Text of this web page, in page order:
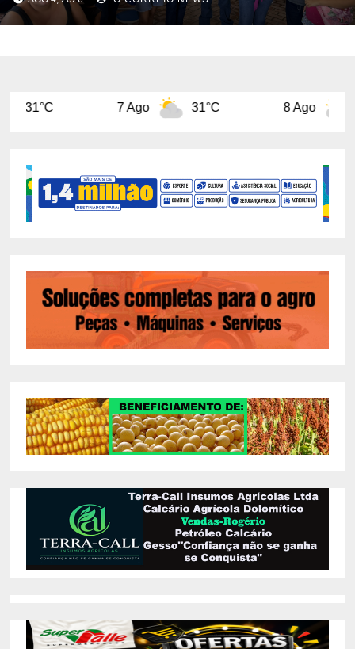
7 Ago 31°C 8 Ago 31°C